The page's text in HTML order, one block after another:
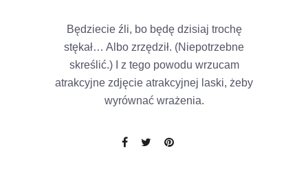
Będziecie źli, bo będę dzisiaj trochę
stękał… Albo zrzędził. (Niepotrzebne
skreślić.) I z tego powodu wrzucam
atrakcyjne zdjęcie atrakcyjnej laski, żeby
wyrównać wrażenia.